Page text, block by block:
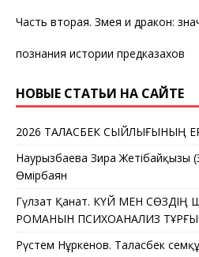
Часть вторая. Змея и дракон:
познания истории предказахов
НОВЫЕ СТАТЬИ НА САЙТЕ
2026 ТАЛАСБЕК СЫЙЛЫҒЫНЫҢ
Наурызбаева Зира Жетібайқызы
Өмірбаян
Гүлзат Қанат. КҮЙ МЕН СӨЗДІҢ
РОМАНЫН ПСИХОАНАЛИЗ
Рүстем Нұркенов. Таласбек